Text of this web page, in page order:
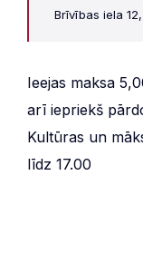
Brīvības iela
Ieejas maksa
arī iepriekš
Kultūras un
līdz 17.00